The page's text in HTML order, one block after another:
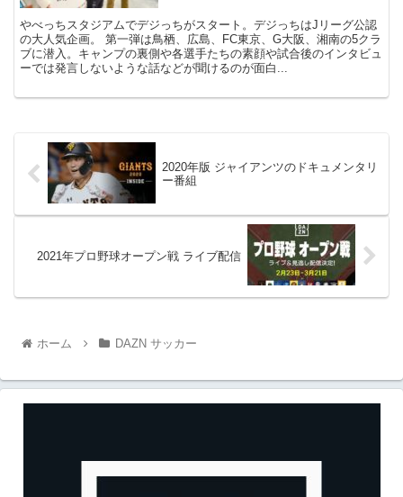
やべっちスタジアムでデジっちがスタート。デジっちはJリーグ公認
の大人気企画。 第一弾は鳥栖、広島、FC東京、G大阪、湘南の5クラ
ブに潜入。キャンプの裏側や各選手たちの素顔や試合後のインタビュ
ーでは発言しないような話などが聞けるのが面白...
2020年版 ジャイアンツのドキュメンタリ
ー番組
2021年プロ野球オープン戦 ライブ配信
ホーム DAZN サッカー